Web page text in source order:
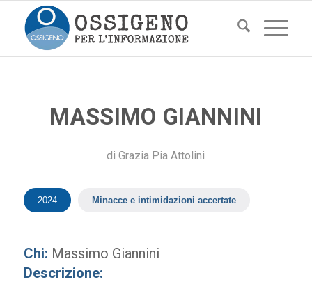
MASSIMO GIANNINI
diGrazia Pia Attolini
2024 Minacce e intimidazioni accertate
Chi: Massimo Giannini
Descrizione: